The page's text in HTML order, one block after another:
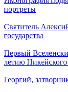
портреты
Святитель
государства
Первый
летию
Георгий,